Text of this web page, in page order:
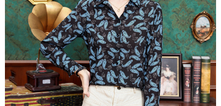
任。
４．使用「AFTEE先享後付」時，將依據個別帳號之用戶狀況，依本公司即
時審查核予不同之上限額度；若仍有額度不足之情形，本公司將視審查結果
請求用戶進行身份認證。
５．嚴禁一人註冊多個帳號或使用他人資訊註冊。若發現惡意使用之情形，
恩沛科技股份有限公司將有權停止該用戶之使用額度並採取法律行動。
每筆NT$70，滿NT$699(含以上)免運費
離島-郵局寄送
每筆NT$90，滿NT$699(含以上)免運費
國家/地區配送 查看運費